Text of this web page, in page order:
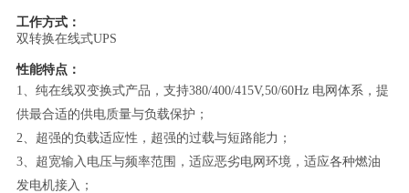
工作方式：
双转换在线式UPS
性能特点：
1、纯在线双变换式产品，支持380/400/415V,50/60Hz 电网体系，提
供最合适的供电质量与负载保护；
2、超强的负载适应性，超强的过载与短路能力；
3、超宽输入电压与频率范围，适应恶劣电网环境，适应各种燃油
发电机接入；